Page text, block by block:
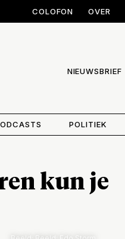
COLOFON OVER
NIEUWSBRIEF
POLITIEK
kun je